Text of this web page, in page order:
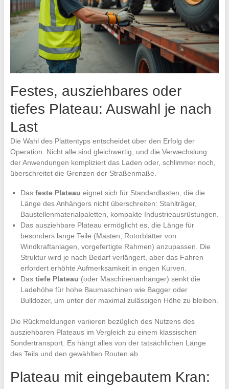
Festes, ausziehbares oder
tiefes Plateau: Auswahl je nach
Last
Die Wahl des Plattentyps entscheidet über den Erfolg der
Operation. Nicht alle sind gleichwertig, und die Verwechslung
der Anwendungen kompliziert das Laden oder, schlimmer noch,
überschreitet die Grenzen der Straßenmaße.
Das feste Plateau eignet sich für Standardlasten, die die
Länge des Anhängers nicht überschreiten: Stahlträger,
Baustellenmaterialpaletten, kompakte Industrieausrüstungen.
Das ausziehbare Plateau ermöglicht es, die Länge für
besonders lange Teile (Masten, Rotorblätter von
Windkraftanlagen, vorgefertigte Rahmen) anzupassen. Die
Struktur wird je nach Bedarf verlängert, aber das Fahren
erfordert erhöhte Aufmerksamkeit in engen Kurven.
Das tiefe Plateau (oder Maschinenanhänger) senkt die
Ladehöhe für hohe Baumaschinen wie Bagger oder
Bulldozer, um unter der maximal zulässigen Höhe zu bleiben.
Die Rückmeldungen variieren bezüglich des Nutzens des
ausziehbaren Plateaus im Vergleich zu einem klassischen
Sondertransport. Es hängt alles von der tatsächlichen Länge
des Teils und den gewählten Routen ab.
Plateau mit eingebautem Kran: